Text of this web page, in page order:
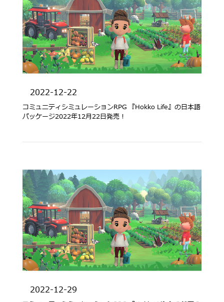
2022-12-22
コミュニティシミュレーションRPG 『Hokko Life』の日本語
パッケージ2022年12月22日発売！
2022-12-29